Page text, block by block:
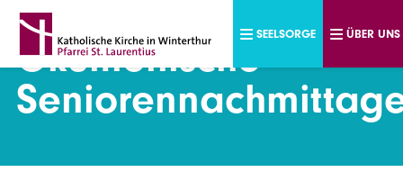
Direkt zum Inhalt
SEELSORGE ÜBER UNS
Ökumenische